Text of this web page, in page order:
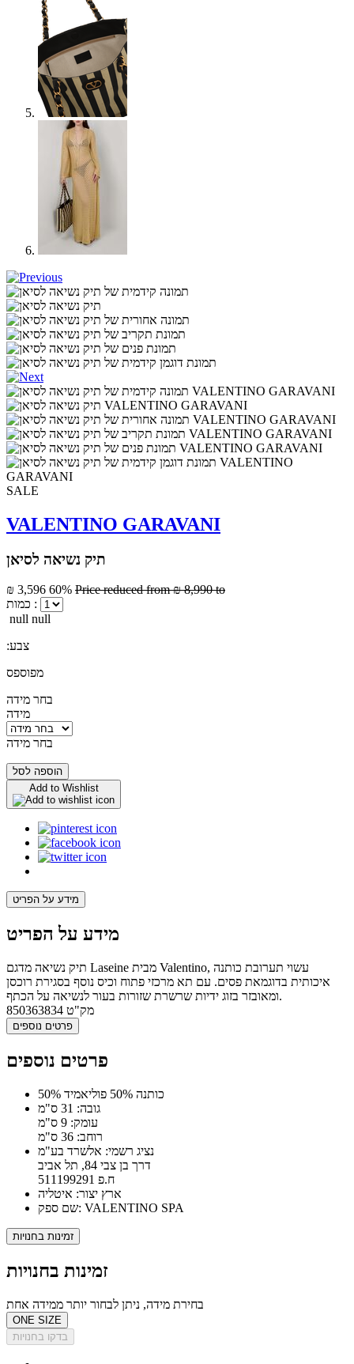
SALE
VALENTINO GARAVANI
תיק נשיאה לסיאן
₪ 3,596 60% Price reduced from₪ 8,990 to
כמות :
null null
:צבע
מפוספס
בחר מידה
מידה
בחר מידה
הוספה לסל
Add to Wishlist
מידע על הפריט
מידע על הפריט
תיק נשיאה מדגם Laseine מבית Valentino, עשוי תערובת כותנה
איכותית בדוגמאת פסים. עם תא מרכזי פתוח וכיס נוסף בסגירת רוכסן
ומאובזר בזוג ידיות שרשרת שזורות בעור לנשיאה על הכתף.
מק"ט 850363834
פרטים נוספים
פרטים נוספים
50% כותנה 50% פוליאמיד
גובה: 31 ס"מ
עומק: 9 ס"מ
רוחב: 36 ס"מ
נציג רשמי: אלשרד בע"מ
דרך בן צבי 84, תל אביב
ח.פ 511199291
ארץ יצור: איטליה
שם ספק: VALENTINO SPA
זמינות בחנויות
זמינות בחנויות
בחירת מידה, ניתן לבחור יותר ממידה אחת
ONE SIZE
בדקו בחנויות